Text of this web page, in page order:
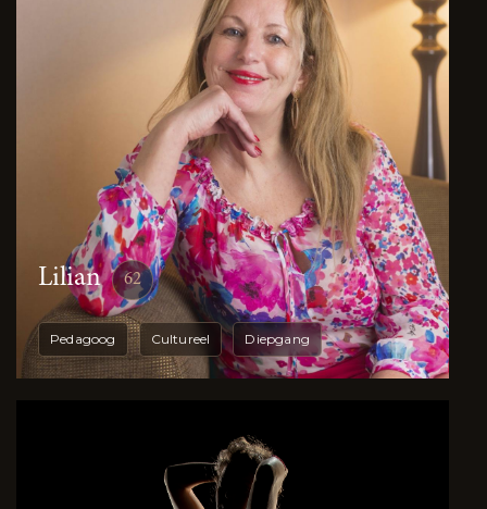
Lilian 62
Pedagoog Cultureel Diepgang